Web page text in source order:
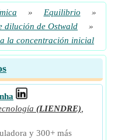
» Equilibrio
»
dilución de Ostwald
»
la concentración inicial
(LIENDRE)
y 300+ más